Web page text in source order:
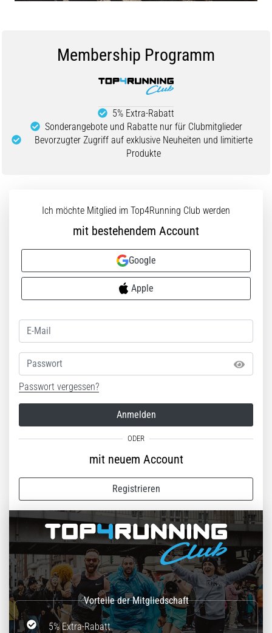
Richtungswechsel.
ausgeführt,
Ursachen,
Behandlung
und
Prävention
Das
Läuferknie,
bekannt
als
(ITBS),
ein
weit
verbreitetes
gesundheitliches
Problem,
…
Alle
Artikel
Membership Programm
5% Extra-Rabatt
Sonderangebote und Rabatte nur für Clubmitglieder
Bevorzugter Zugriff auf exklusive Neuheiten und limitierte
Produkte
Ich möchte Mitglied im Top4Running Club werden
mit bestehendem Account
Google
Apple
Passwort
Passwort vergessen?
Anmelden
mit neuem Account
Registrieren
5% Extra-Rabatt